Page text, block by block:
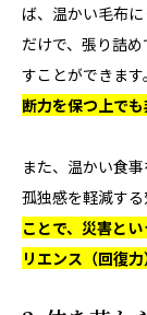
ば、温かい毛布
だけで、張り詰
すことができます
断力を保つ上で
また、温かい食
孤独感を軽減する
ことで、災害と
リエンス（回復